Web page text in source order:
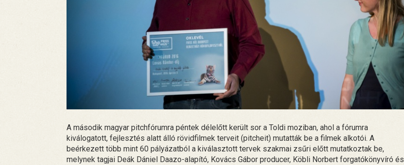
A második magyar pitchfórumra péntek délelőtt került sor a Toldi moziban, ahol a fórumra
kiválogatott, fejlesztés alatt álló rövidfilmek terveit (pitcheit) mutatták be a filmek alkotói. A
beérkezett több mint 60 pályázatból a kiválasztott tervek szakmai zsűri előtt mutatkoztak be,
melynek tagjai Deák Dániel Daazo-alapító, Kovács Gábor producer, Köbli Norbert forgatókönyvíró és